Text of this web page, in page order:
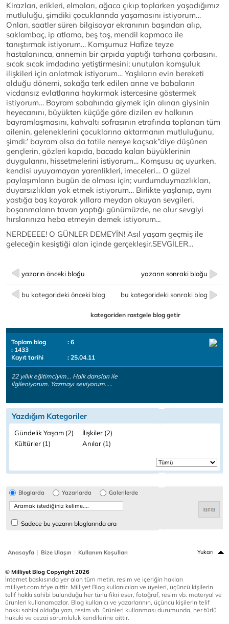
Kirazları, erikleri, elmaları, ağaca çıkıp toplarken yaşadığımız
mutluluğu, şimdiki çocuklarında yaşamasını istiyorum…
Onları, saatler süren bilgisayar ekranının başından alıp,
saklambaç, ip atlama, beş taş, mendil kapmaca ile
tanıştırmak istiyorum… Komşumuz Hafize teyze
hastalanınca, annemin bir çırpıda yaptığı tarhana çorbasını,
sıcak sıcak imdadına yetiştirmesini; unutulan komşuluk
ilişkileri için anlatmak istiyorum… Yaşlıların evin bereketi
olduğu dönemi, sokağa terk edilen anne ve babaların
vicdansız evlatlarına haykırmak istercesine göstermek
istiyorum… Bayram sabahında giymek için alınan giysinin
heyecanını, büyükten küçüğe göre dizilen ev halkının
bayramlaşmasını, kahvaltı sofrasının etrafında toplanan tüm
ailenin, geleneklerini çocuklarına aktarmanın mutluluğunu,
şimdi:’ bayram olsa da tatile nereye kaçsak’’diye düşünen
gençlerin, gözleri kapıda, bacada kalan büyüklerinin
duygularını, hissetmelerini istiyorum… Komşusu aç uyurken,
kendisi uyuyamayan yarenlikleri, imeceleri… O güzel
paylaşımların bugün de olması için; vurdumduymazlıkları,
duyarsızlıkları yok etmek istiyorum… Birlikte yaşlanıp, aynı
yastığa baş koyarak yıllara meydan okuyan sevgileri,
boşanmaların tavan yaptığı günümüzde, ne olur sevgiyi
hırslarınıza heba etmeyin demek istiyorum...
NERDEEEE! O GÜNLER DEMEYİN! Asıl yaşam geçmiş ile
geleceğin kesiştiği alan içinde gerçekleşir.SEVGİLER…
yazarın önceki bloğu yazarın sonraki bloğu
bu kategorideki önceki blog bu kategorideki sonraki blog
kategoriden rastgele blog getir
Toplam blog
: 6
: 1433
Kayıt tarihi
: 25.04.11
22 yıllık eğitimciyim... Halk dansları ile
ilgileniyorum. Yazmayı seviyorum.....
Yazdığım Kategoriler
Gündelik Yaşam (2)
İlişkiler (2)
Kültürler (1)
Anılar (1)
Bloglarda Yazarlarda Galerilerde
Sadece bu yazarın bloglarında ara
Anasayfa | Bize Ulaşın | Kullanım Koşulları Yukarı
© Milliyet Blog Copyright 2026
İnternet baskısında yer alan tüm metin, resim ve içeriğin hakları
milliyet.com.tr'ye aittir. Milliyet Blog kullanıcıları ve üyeleri, üçüncü kişilerin
telif hakkı sahibi bulunduğu her türlü fikri eser, fotoğraf, resim vb. materyal ve
ürünleri kullanamazlar. Blog kullanıcı ve yazarlarının, üçüncü kişilerin telif
hakkı sahibi olduğu yazı, resim vb. ürünleri kullanması durumunda, her türlü
hukuki ve cezai sorumluluk kendilerine aittir.